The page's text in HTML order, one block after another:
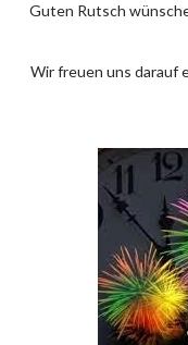
Guten Rutsch
Wir freuen uns darauf euch auch 2015 hier weiterhin begrüßen